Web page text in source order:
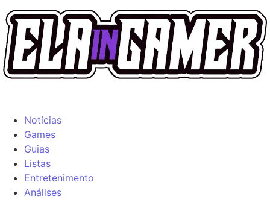
Notícias
Games
Guias
Listas
Entretenimento
Análises